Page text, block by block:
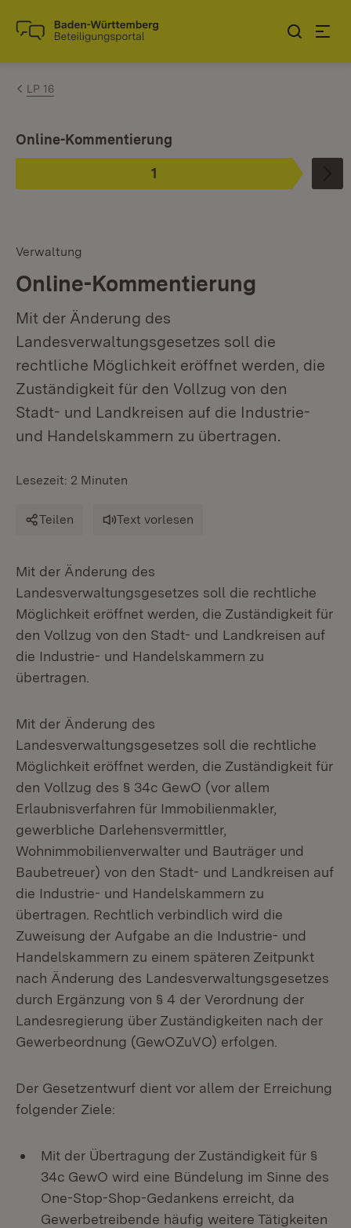
Zum Inhalt springen
Link zur Startseite
LP 16
Phase
1
:
Ist ausgewählt.
Online-Kommentierung
Verwaltung
Online-Kommentierung
Mit der Änderung des
Landesverwaltungsgesetzes soll die
rechtliche Möglichkeit eröffnet werden, die
Zuständigkeit für den Vollzug von den
Stadt- und Landkreisen auf die Industrie-
und Handelskammern zu übertragen.
Lesezeit: 2 Minuten
Teilen Text vorlesen
Mit der Änderung des
Landesverwaltungsgesetzes soll die rechtliche
Möglichkeit eröffnet werden, die Zuständigkeit für
den Vollzug von den Stadt- und Landkreisen auf
die Industrie- und Handelskammern zu
übertragen.
Mit der Änderung des
Landesverwaltungsgesetzes soll die rechtliche
Möglichkeit eröffnet werden, die Zuständigkeit für
den Vollzug des § 34c GewO (vor allem
Erlaubnisverfahren für Immobilienmakler,
gewerbliche Darlehensvermittler,
Wohnimmobilienverwalter und Bauträger und
Baubetreuer) von den Stadt- und Landkreisen auf
die Industrie- und Handelskammern zu
übertragen. Rechtlich verbindlich wird die
Zuweisung der Aufgabe an die Industrie- und
Handelskammern zu einem späteren Zeitpunkt
nach Änderung des Landesverwaltungsgesetzes
durch Ergänzung von § 4 der Verordnung der
Landesregierung über Zuständigkeiten nach der
Gewerbeordnung (GewOZuVO) erfolgen.
Der Gesetzentwurf dient vor allem der Erreichung
folgender Ziele:
Mit der Übertragung der Zuständigkeit für §
34c GewO wird eine Bündelung im Sinne des
One-Stop-Shop-Gedankens erreicht, da
Gewerbetreibende häufig weitere Tätigkeiten